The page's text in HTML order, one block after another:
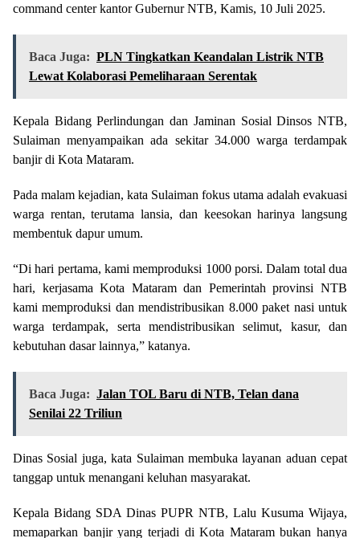
command center kantor Gubernur NTB, Kamis, 10 Juli 2025.
Baca Juga: PLN Tingkatkan Keandalan Listrik NTB
Lewat Kolaborasi Pemeliharaan Serentak
Kepala Bidang Perlindungan dan Jaminan Sosial Dinsos NTB,
Sulaiman menyampaikan ada sekitar 34.000 warga terdampak
banjir di Kota Mataram.
Pada malam kejadian, kata Sulaiman fokus utama adalah evakuasi
warga rentan, terutama lansia, dan keesokan harinya langsung
membentuk dapur umum.
“Di hari pertama, kami memproduksi 1000 porsi. Dalam total dua
hari, kerjasama Kota Mataram dan Pemerintah provinsi NTB
kami memproduksi dan mendistribusikan 8.000 paket nasi untuk
warga terdampak, serta mendistribusikan selimut, kasur, dan
kebutuhan dasar lainnya,” katanya.
Baca Juga: Jalan TOL Baru di NTB, Telan dana
Senilai 22 Triliun
Dinas Sosial juga, kata Sulaiman membuka layanan aduan cepat
tanggap untuk menangani keluhan masyarakat.
Kepala Bidang SDA Dinas PUPR NTB, Lalu Kusuma Wijaya,
memaparkan banjir yang terjadi di Kota Mataram bukan hanya